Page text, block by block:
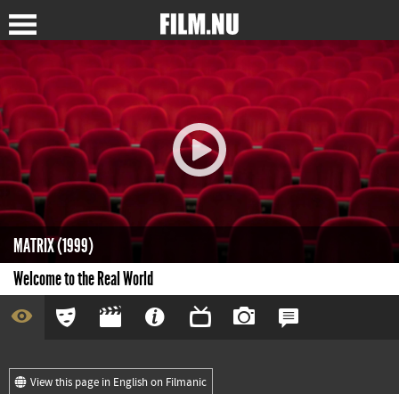
MATRIX (1999)
Welcome to the Real World
View this page in English on Filmanic